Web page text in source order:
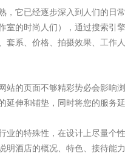
它已经逐步深入到人们的日
室的时尚人们），通过搜索引
套系、价格、拍摄效果、工作
的页面不够精彩势必会影响
延伸和铺垫，同时将您的服务
业的特殊性，在设计上尽量个
明酒店的概况、特色、接待能